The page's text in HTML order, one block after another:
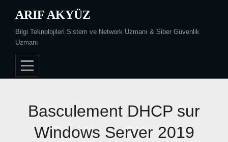
content
ARIF AKYÜZ
Bilgi Teknolojileri Sistem ve Network Uzmanı & Siber Güvenlik
Uzmanı
Basculement DHCP sur
Windows Server 2019